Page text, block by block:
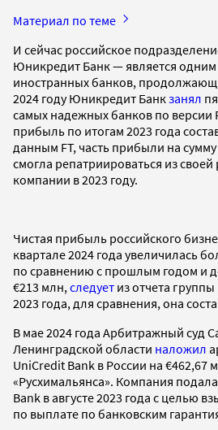
Материал по теме
И сейчас российское
Юникредит Банк — является одним
иностранных банков,
2024 году Юникредит Банкзанял
самых надежных банков по версии
прибыль по итогам 2023 года
данным FT, часть прибыли на
смогла репатриироваться из
компании в 2023 году.
Чистая прибыль российского
квартале 2024 года увеличилась
по сравнению с прошлым годом и
€213 млн, следует из отчета
2023 года, для сравнения, она
В мае 2024 года Арбитражный суд
Ленинградской области наложил
UniCredit Bank в России на €462,67
«Русхимальянса». Компания
Bank в августе 2023 года с целью
по выплате по банковским